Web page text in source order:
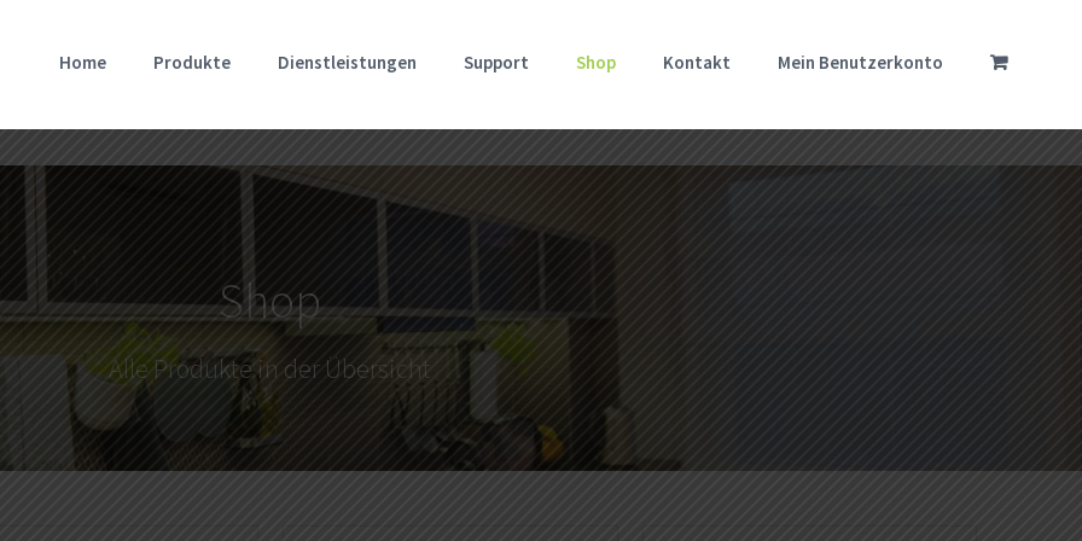
Home Produkte Dienstleistungen Support Shop Kontakt Mein Benutzerkonto
Shop
Alle Produkte in der Übersicht